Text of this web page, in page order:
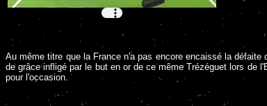
Au même titre que la France n'a pas encore encaissé la
de grâce infligé par le but en or de ce même Trézéguet lors de
pour l'occasion.